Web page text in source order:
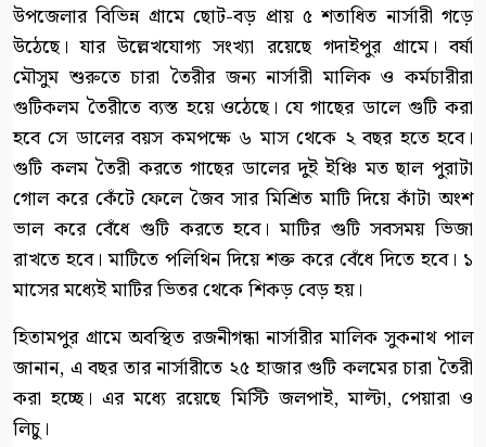
উপজেলার বিভিন্ন গ্রামে ছোট-বড় প্রায় ৫ শতাধিত নার্সারী গড়ে
উঠেছে। যার উল্লেখযোগ্য সংখ্যা রয়েছে গদাইপুর গ্রামে। বর্ষা
মৌসুম শুরুতে চারা তৈরীর জন্য নার্সারী মালিক ও কর্মচারীরা
গুটিকলম তৈরীতে ব্যস্ত হয়ে ওঠেছে। যে গাছের ডালে গুটি করা
হবে সে ডালের বয়স কমপক্ষে ৬ মাস থেকে ২ বছর হতে হবে।
গুটি কলম তৈরী করতে গাছের ডালের দুই ইঞ্চি মত ছাল পুরাটা
গোল করে কেঁটে ফেলে জৈব সার মিশ্রিত মাটি দিয়ে কাঁটা অংশ
ভাল করে বেঁধে গুটি করতে হবে। মাটির গুটি সবসময় ভিজা
রাখতে হবে। মাটিতে পলিথিন দিয়ে শক্ত করে বেঁধে দিতে হবে। ১
মাসের মধ্যেই মাটির ভিতর থেকে শিকড় বেড় হয়।
হিতামপুর গ্রামে অবস্থিত রজনীগন্ধা নার্সারীর মালিক সুকনাথ পাল
জানান, এ বছর তার নার্সারীতে ২৫ হাজার গুটি কলমের চারা তৈরী
করা হচ্ছে। এর মধ্যে রয়েছে মিস্টি জলপাই, মাল্টা, পেয়ারা ও
লিচু।